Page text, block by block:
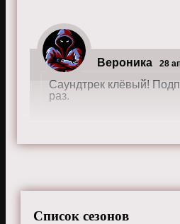
Вероника 28
Саундтрек клёвый!
раз.
Список сезонов